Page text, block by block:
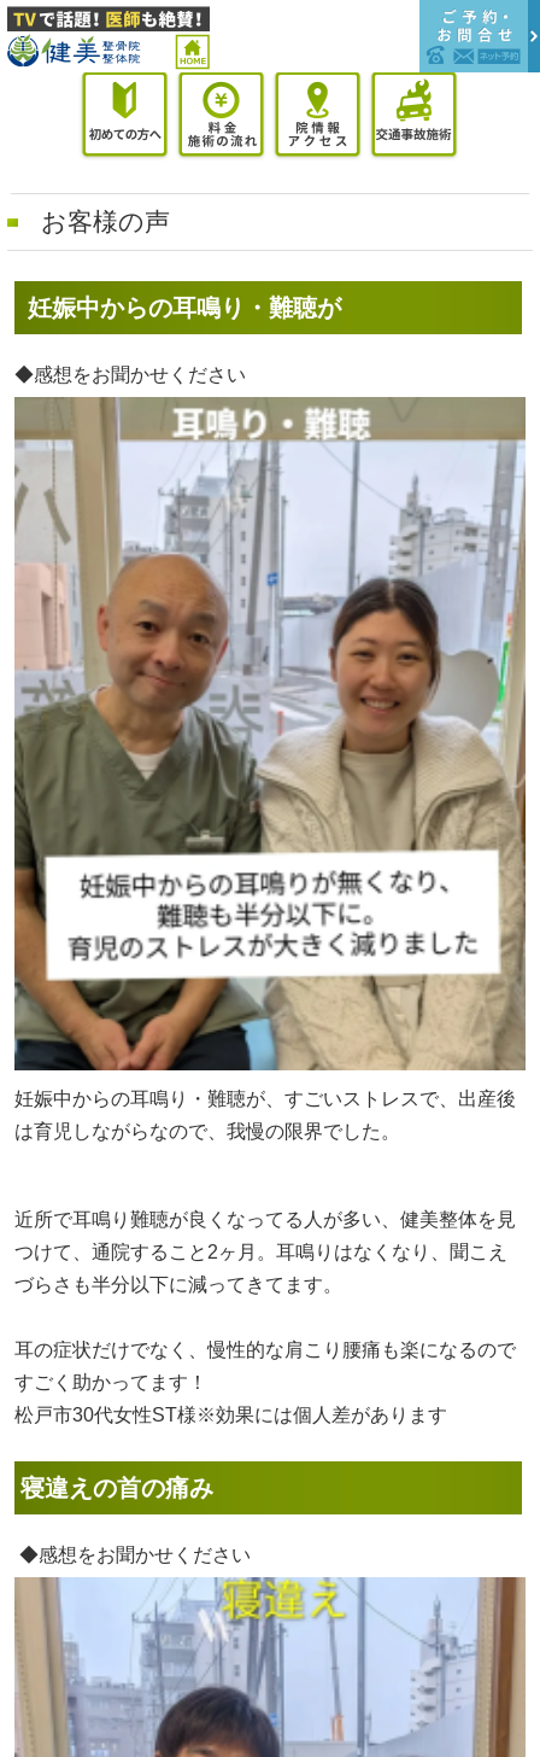
お客様の声
妊娠中からの耳鳴り・難聴が
◆感想をお聞かせください
妊娠中からの耳鳴り・難聴が、すごいストレスで、出産後
は育児しながらなので、我慢の限界でした。
近所で耳鳴り難聴が良くなってる人が多い、健美整体を見
つけて、通院すること2ヶ月。耳鳴りはなくなり、聞こえ
づらさも半分以下に減ってきてます。
耳の症状だけでなく、慢性的な肩こり腰痛も楽になるので
すごく助かってます！
松戸市30代女性ST様※効果には個人差があります
寝違えの首の痛み
◆感想をお聞かせください